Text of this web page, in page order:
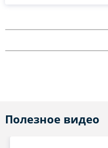
Полезное видео